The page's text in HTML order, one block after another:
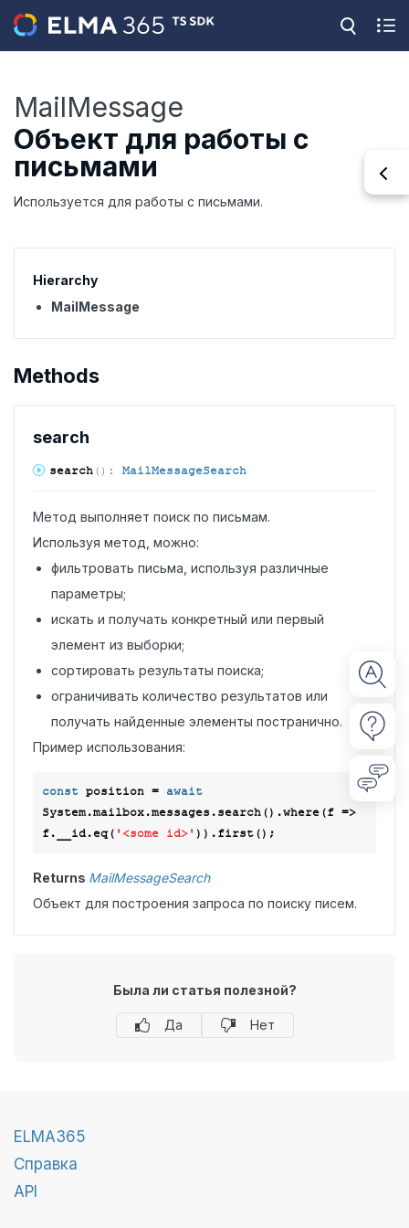
MailMessage
Объект для работы с
письмами
Используется для работы с письмами.
Hierarchy
MailMessage
Methods
search
search ( ) : MailMessageSearch
Метод выполняет поиск по письмам.
Используя метод, можно:
фильтровать письма, используя различные
параметры;
искать и получать конкретный или первый
элемент из выборки;
сортировать результаты поиска;
ограничивать количество результатов или
получать найденные элементы постранично.
Пример использования:
const position = await
System.mailbox.messages.search().where(f =>
f.__id.eq( '<some id>'
Returns MailMessageSearch
Объект для построения запроса по поиску писем.
Была ли статья полезной?
Да Нет
ELMA365
Справка
API